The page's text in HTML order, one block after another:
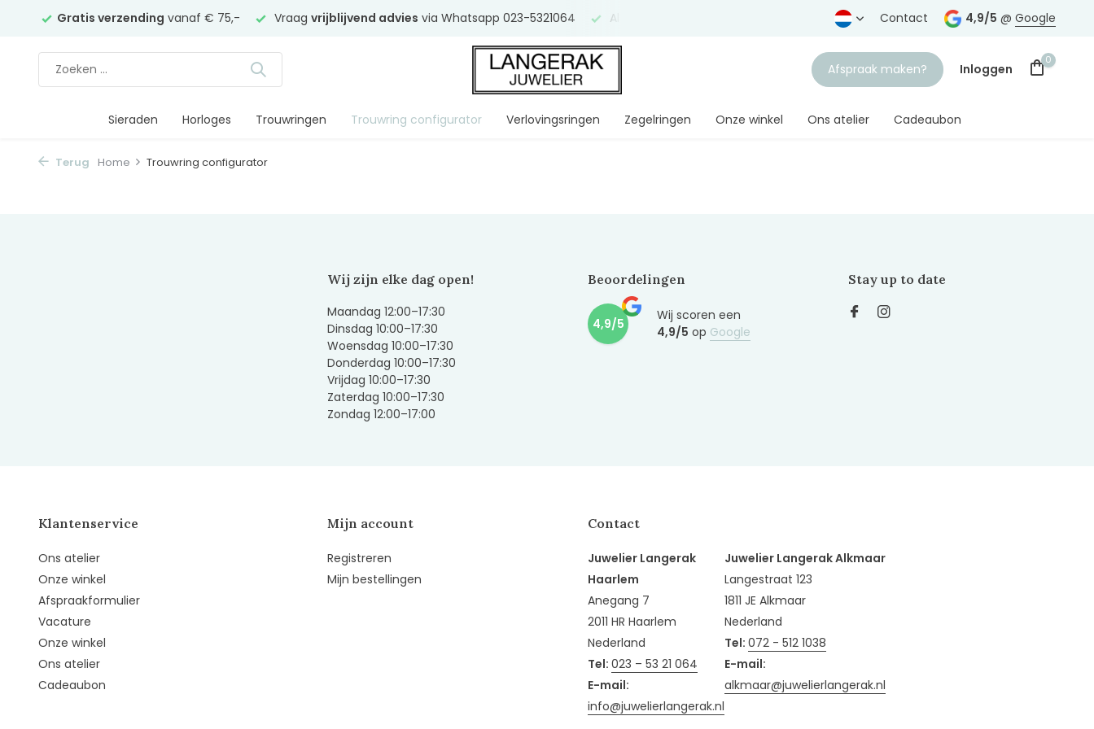
Gratis verzending vanaf € 75,- Vraag vrijblijvend advies via Whatsapp 023-5321064 Al Gratis verzending vanaf € 75,-
Contact 4,9/5 @ Google
Afspraak maken? Inloggen
0
Sieraden Horloges Trouwringen Trouwring configurator Verlovingsringen Zegelringen Onze winkel Ons atelier Cadeaubon
Terug Home Trouwring configurator
Wij zijn elke dag open!
Maandag 12:00–17:30
Dinsdag 10:00–17:30
Woensdag 10:00–17:30
Donderdag 10:00–17:30
Vrijdag 10:00–17:30
Zaterdag 10:00–17:30
Zondag 12:00–17:00
Beoordelingen
4,9/5
Wij scoren een
4,9/5 op Google
Stay up to date
Klantenservice
Ons atelier
Onze winkel
Afspraakformulier
Vacature
Onze winkel
Ons atelier
Cadeaubon
Mijn account
Registreren
Mijn bestellingen
Contact
Juwelier Langerak
Haarlem
Anegang 7
2011 HR Haarlem
Nederland
Tel: 023 – 53 21 064
E-mail:
info@juwelierlangerak.nl
Juwelier Langerak Alkmaar
Langestraat 123
1811 JE Alkmaar
Nederland
Tel: 072 - 512 1038
E-mail:
alkmaar@juwelierlangerak.nl